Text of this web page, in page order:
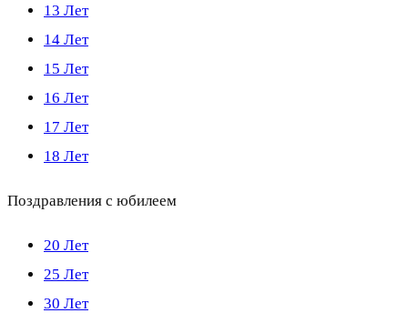
13 Лет
14 Лет
15 Лет
16 Лет
17 Лет
18 Лет
Поздравления с юбилеем
20 Лет
25 Лет
30 Лет